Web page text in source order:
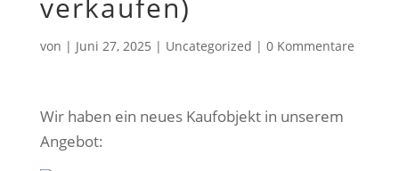
verkaufen)
von | Juni 27, 2025 | Uncategorized | 0 Kommentare
Wir haben ein neues Kaufobjekt in unserem
Angebot: